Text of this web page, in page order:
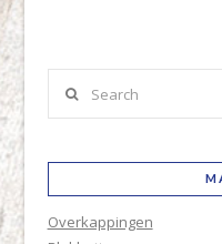
Overkappingen